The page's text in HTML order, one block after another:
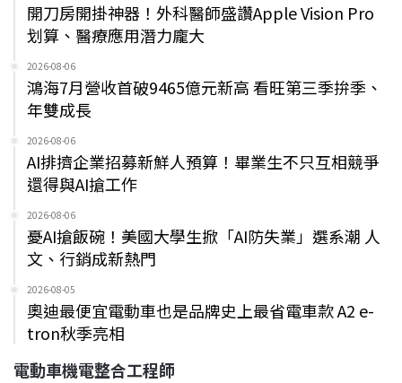
開刀房開掛神器！外科醫師盛讚Apple Vision Pro
划算、醫療應用潛力龐大
2026-08-06
鴻海7月營收首破9465億元新高 看旺第三季拚季、
年雙成長
2026-08-06
AI排擠企業招募新鮮人預算！畢業生不只互相競爭
還得與AI搶工作
2026-08-06
憂AI搶飯碗！美國大學生掀「AI防失業」選系潮 人
文、行銷成新熱門
2026-08-05
奧迪最便宜電動車也是品牌史上最省電車款 A2 e-
tron秋季亮相
電動車機電整合工程師